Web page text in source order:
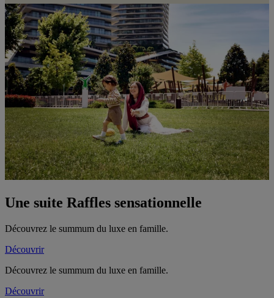
Une suite Raffles sensationnelle
Découvrez le summum du luxe en famille.
Découvrir
Découvrez le summum du luxe en famille.
Découvrir